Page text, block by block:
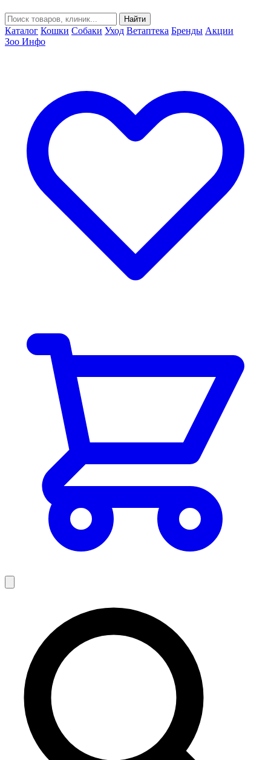
Найти
Каталог Кошки Собаки Уход Ветаптека Бренды Акции
Зоо Инфо